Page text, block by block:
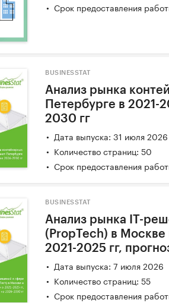
Срок предоставления
BUSINESSTAT
Анализ рынка
Петербурге в 2021-
2030 гг
Дата выпуска: 31 июля 2026
Количество страниц: 50
Срок предоставления
BUSINESSTAT
Анализ рынка IT-
(PropTech) в Москве
2021-2025 гг,
Дата выпуска: 7 июля 2026
Количество страниц: 55
Срок предоставления